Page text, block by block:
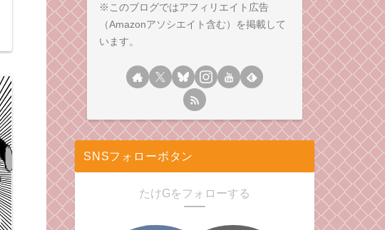
※このブログではアフィリエイト広告
（Amazonアソシエイト含む）を掲載して
います。
SNSフォローボタン
たけGをフォローする